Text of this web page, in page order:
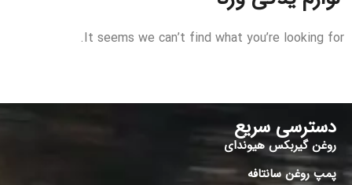
It seems we can’t find what you’re looking for.
دسترسی سریع
روغن گیربکس هیوندای
پمپ روغن سانتافه